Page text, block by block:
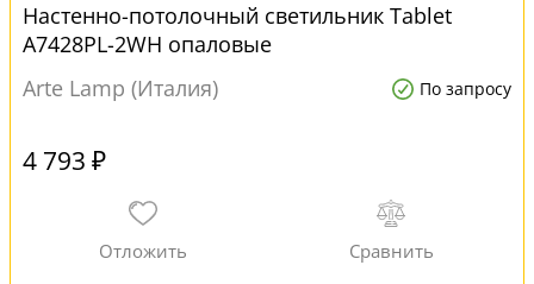
Настенно-потолочный светильник Tablet
A7428PL-2WH опаловые
Arte Lamp (Италия)
По запросу
4 793 ₽